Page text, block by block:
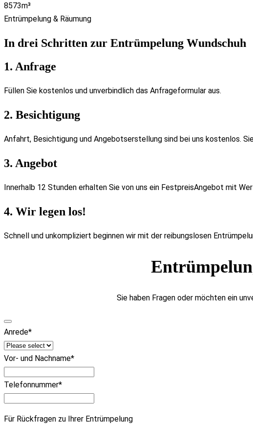
8573m³
Entrümpelung & Räumung
In drei Schritten zur Entrümpelung Wundschuh
1. Anfrage
Füllen Sie kostenlos und unverbindlich das Anfrageformular aus.
2. Besichtigung
Anfahrt, Besichtigung und Angebotserstellung sind bei uns kostenlos.
3. Angebot
Innerhalb 12 Stunden erhalten Sie von uns ein FestpreisAngebot mit
4. Wir legen los!
Schnell und unkompliziert beginnen wir mit der reibungslosen
Sie haben Fragen oder möchten ein
Anrede*
Vor- und Nachname*
Telefonnummer*
Für Rückfragen zu Ihrer Entrümpelung